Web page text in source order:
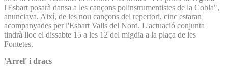
l'Esbart posarà dansa a les cançons polinstrumentistes de la Cobla",
anunciava. Així, de les nou cançons del repertori, cinc estaran
acompanyades per l'Esbart Valls del Nord. L'actuació conjunta
tindrà lloc el dissabte 15 a les 12 del migdia a la plaça de les
Fontetes.
'Arrel' i dracs